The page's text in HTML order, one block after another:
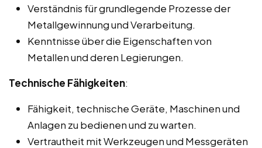
Verständnis für grundlegende Prozesse der
Metallgewinnung und Verarbeitung.
Kenntnisse über die Eigenschaften von
Metallen und deren Legierungen.
Technische Fähigkeiten:
Fähigkeit, technische Geräte, Maschinen und
Anlagen zu bedienen und zu warten.
Vertrautheit mit Werkzeugen und Messgeräten